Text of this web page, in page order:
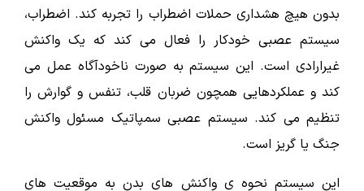
بدون هیچ هشداری حملات اضطراب را تجربه کند. اضطراب،
سیستم عصبی خودکار را فعال می کند که یک واکنش
غیرارادی است. این سیستم به صورت ناخودآگاه عمل می
کند و عملکردهایی همچون ضربان قلب، تنفس و گوارش را
تنظیم می کند. سیستم عصبی سمپاتیک مسئول واکنش
جنگ یا گریز است.
این سیستم نحوه ی واکنش های بدن به موقعیت های